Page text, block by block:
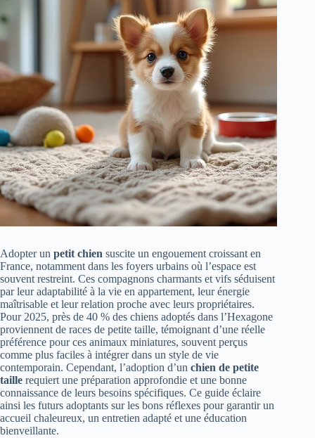
Adopter un petit chien suscite un engouement croissant en
France, notamment dans les foyers urbains où l’espace est
souvent restreint. Ces compagnons charmants et vifs séduisent
par leur adaptabilité à la vie en appartement, leur énergie
maîtrisable et leur relation proche avec leurs propriétaires.
Pour 2025, près de 40 % des chiens adoptés dans l’Hexagone
proviennent de races de petite taille, témoignant d’une réelle
préférence pour ces animaux miniatures, souvent perçus
comme plus faciles à intégrer dans un style de vie
contemporain. Cependant, l’adoption d’un chien de petite
taille requiert une préparation approfondie et une bonne
connaissance de leurs besoins spécifiques. Ce guide éclaire
ainsi les futurs adoptants sur les bons réflexes pour garantir un
accueil chaleureux, un entretien adapté et une éducation
bienveillante.